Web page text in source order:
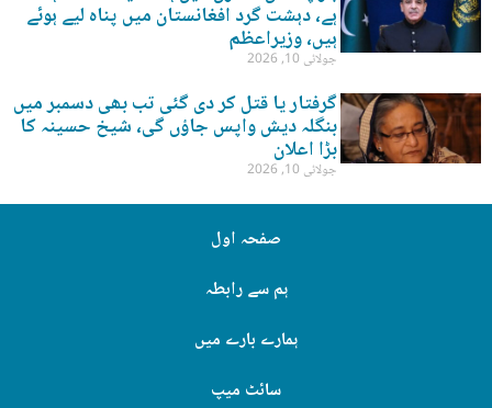
ہے، دہشت گرد افغانستان میں پناہ لیے ہوئے
ہیں، وزیراعظم
جولائی 10, 2026
گرفتار یا قتل کر دی گئی تب بھی دسمبر میں
بنگلہ دیش واپس جاؤں گی، شیخ حسینہ کا
بڑا اعلان
جولائی 10, 2026
صفحہ اول
ہم سے رابطہ
ہمارے بارے میں
سائٹ میپ